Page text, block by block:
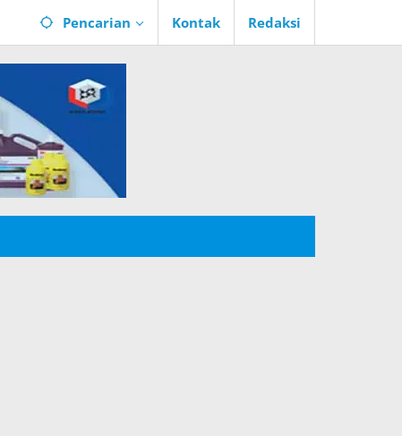
Pencarian Kontak Redaksi